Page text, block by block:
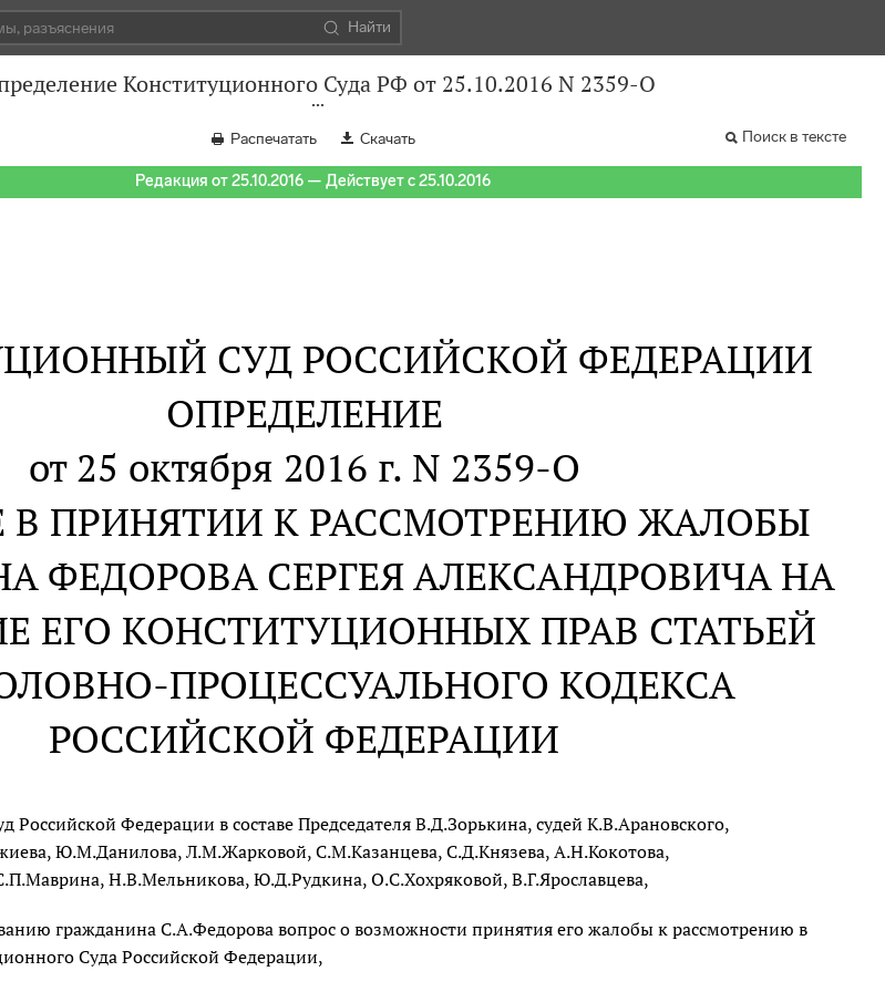
Найти
Конституционного Суда РФ от 25.10.2016 N 2359-О
Распечатать Скачать Поиск в тексте
Редакция от 25.10.2016 — Действует с 25.10.2016
СУД РОССИЙСКОЙ ФЕДЕРАЦИИ
ОПРЕДЕЛЕНИЕ
от 25 октября 2016 г. N 2359-О
В ПРИНЯТИИ К РАССМОТРЕНИЮ ЖАЛОБЫ
ФЕДОРОВА СЕРГЕЯ АЛЕКСАНДРОВИЧА НА
ЕГО КОНСТИТУЦИОННЫХ ПРАВ СТАТЬЕЙ
ПРОЦЕССУАЛЬНОГО КОДЕКСА
РОССИЙСКОЙ ФЕДЕРАЦИИ
Российской Федерации в составе Председателя В.Д.Зорькина, судей К.В.Арановского,
Ю.М.Данилова, Л.М.Жарковой, С.М.Казанцева, С.Д.Князева, А.Н.Кокотова,
Н.В.Мельникова, Ю.Д.Рудкина, О.С.Хохряковой, В.Г.Ярославцева,
гражданина С.А.Федорова вопрос о возможности принятия его жалобы к рассмотрению в
Суда Российской Федерации,